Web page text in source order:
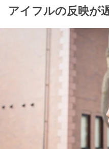
アイフルの反映が